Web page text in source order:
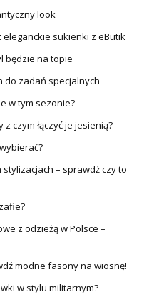
look
sukienki z eButik
będzie na topie
do zadań specjalnych
w tym sezonie?
czym łączyć je jesienią?
– sprawdź czy to
z odzieżą w Polsce –
modne fasony na wiosnę!
w stylu militarnym?